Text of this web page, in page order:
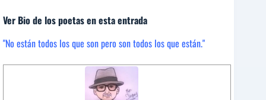
Ver Bio de los poetas en esta entrada
"No están todos los que son pero son todos los que están."